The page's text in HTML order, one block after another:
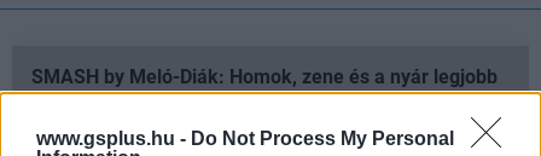
www.gsplus.hu - Do Not Process My Personal
SMASH by Meló-Diák: Homok, zene és a nyár legjobb
hangulata – Jön a második forduló! (X)
sorozat.